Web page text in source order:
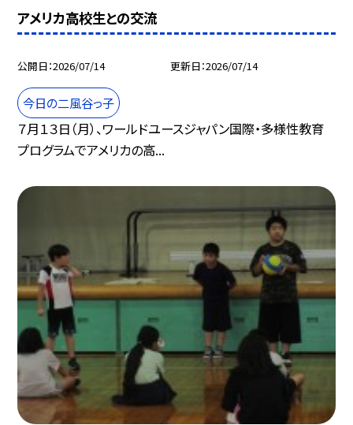
アメリカ高校生との交流
公開日 2026/07/14 更新日 2026/07/14
今日の二風谷っ子
７月１３日（月）、ワールドユースジャパン国際・多様性教育
プログラムでアメリカの高...